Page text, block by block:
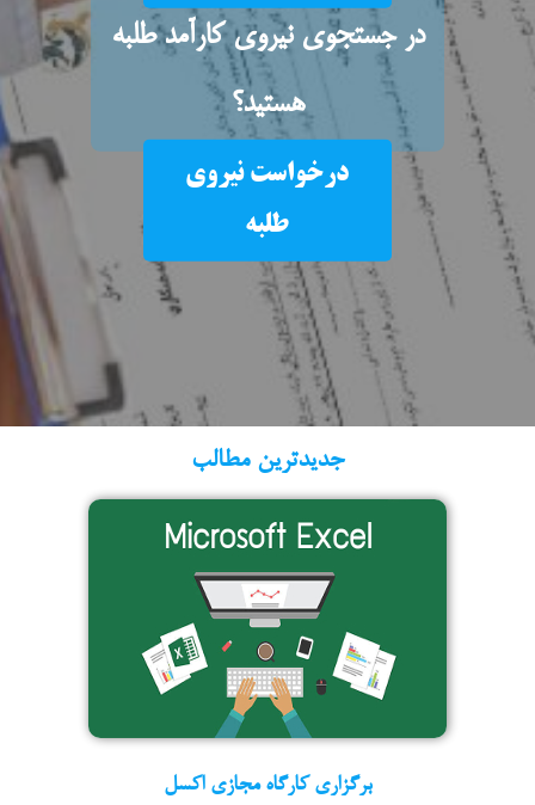
در جستجوی نیروی کارآمد طلبه
هستید؟
درخواست نیروی
طلبه
جدیدترین مطالب
برگزاری کارگاه مجازی اکسل